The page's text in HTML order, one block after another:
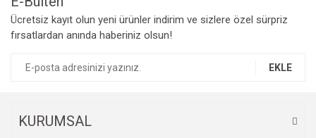
Ücretsiz kayıt olun yeni ürünler indirim ve sizlere özel sürpriz
fırsatlardan anında haberiniz olsun!
EKLE
KURUMSAL